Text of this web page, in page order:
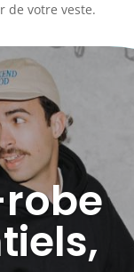
de votre veste.